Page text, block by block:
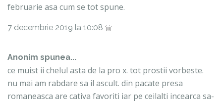
februarie asa cum se tot spune.
7 decembrie 2019 la 10:08
Anonim spunea...
ce muist ii chelul asta de la pro x. tot prostii vorbeste.
nu mai am rabdare sa il ascult. din pacate presa
romaneasca are cativa favoriti iar pe ceilalti incearca sa-